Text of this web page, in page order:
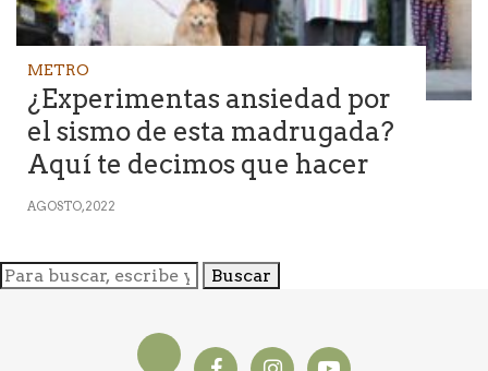
METRO
¿Experimentas ansiedad por
el sismo de esta madrugada?
Aquí te decimos que hacer
AGOSTO, 2022
Buscar